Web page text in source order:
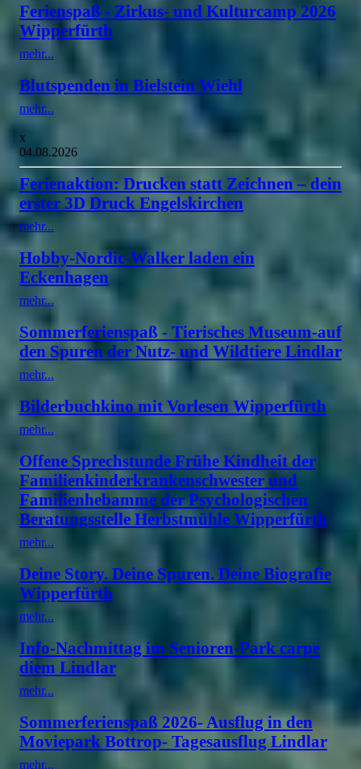
Ferienspaß - Zirkus- und Kulturcamp 2026
Wipperfürth
mehr...
Blutspenden in Bielstein Wiehl
mehr...
x
04.08.2026
Ferienaktion: Drucken statt Zeichnen – dein
erster 3D Druck Engelskirchen
mehr...
Hobby-Nordic-Walker laden ein
Eckenhagen
mehr...
Sommerferienspaß - Tierisches Museum-auf
den Spuren der Nutz- und Wildtiere Lindlar
mehr...
Bilderbuchkino mit Vorlesen Wipperfürth
mehr...
Offene Sprechstunde Frühe Kindheit der
Familienkinderkrankenschwester und
Familienhebamme der Psychologischen
Beratungsstelle Herbstmühle Wipperfürth
mehr...
Deine Story. Deine Spuren. Deine Biografie
Wipperfürth
mehr...
Info-Nachmittag im Senioren-Park carpe
diem Lindlar
mehr...
Sommerferienspaß 2026- Ausflug in den
Moviepark Bottrop- Tagesausflug Lindlar
mehr...